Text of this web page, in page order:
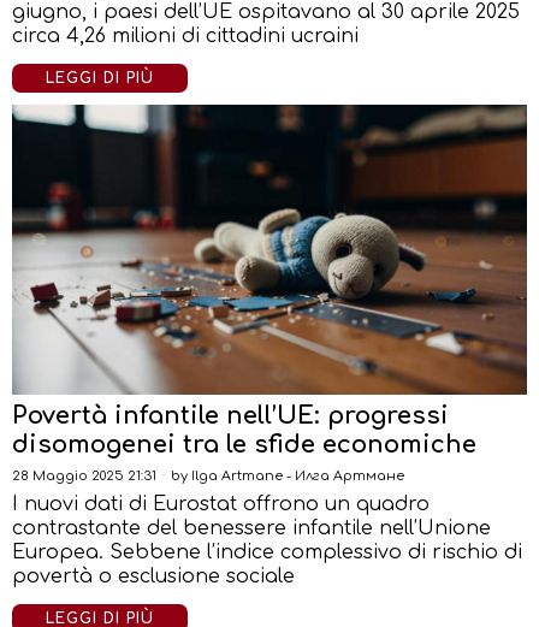
giugno, i paesi dell’UE ospitavano al 30 aprile 2025
circa 4,26 milioni di cittadini ucraini
LEGGI DI PIÙ
Povertà infantile nell’UE: progressi
disomogenei tra le sfide economiche
28 Maggio 2025 21:31 by Ilga Artmane - Илга Артмане
I nuovi dati di Eurostat offrono un quadro
contrastante del benessere infantile nell’Unione
Europea. Sebbene l’indice complessivo di rischio di
povertà o esclusione sociale
LEGGI DI PIÙ